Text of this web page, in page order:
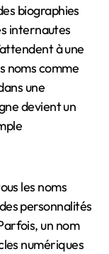
biographies
internautes
à une
noms comme
une
devient un
les noms
personnalités
un nom
numériques